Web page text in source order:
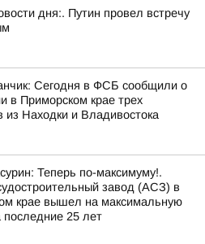
дня:. Путин провел встречу
Сегодня в ФСБ сообщили о
в Приморском крае трех
из Находки и Владивостока
Теперь по-максимуму!.
завод (АСЗ) в
крае вышел на максимальную
последние 25 лет